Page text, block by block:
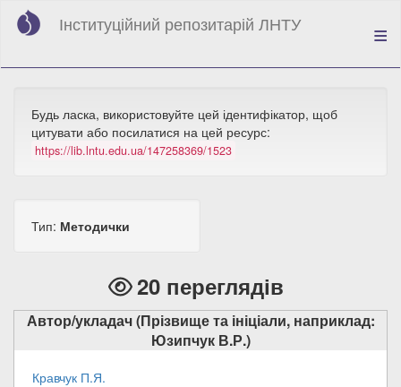
Перейти
вмісту
Інституційний репозитарій ЛНТУ
Будь ласка, використовуйте цей ідентифікатор, щоб
цитувати або посилатися на цей ресурс:
https://lib.lntu.edu.ua/147258369/1523
Тип: Методички
20 переглядів
Автор/укладач (Прізвище та ініціали, наприклад:
Юзипчук В.Р.)
Кравчук П.Я.